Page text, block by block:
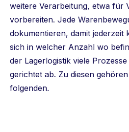
weitere Verarbeitung, etwa für
vorbereiten. Jede
dokumentieren, damit jederzeit
sich in welcher Anzahl wo
der Lagerlogistik viele
gerichtet ab. Zu diesen
folgenden.